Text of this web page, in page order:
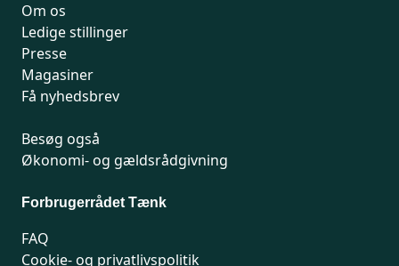
Om os
Ledige stillinger
Presse
Magasiner
Få nyhedsbrev
Besøg også
Økonomi- og gældsrådgivning
Forbrugerrådet Tænk
FAQ
Cookie- og privatlivspolitik